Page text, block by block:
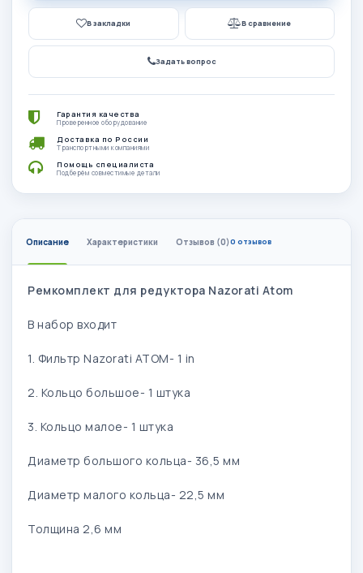
В закладки В сравнение
Задать вопрос
Гарантия качества
Проверенное оборудование
Доставка по России
Транспортными компаниями
Помощь специалиста
Подберём совместимые детали
Описание Характеристики Отзывов (0)0 отзывов
Ремкомплект для редуктора Nazorati Atom
В набор входит
1. Фильтр Nazorati ATOM- 1 in
2. Кольцо большое- 1 штука
3. Кольцо малое- 1 штука
Диаметр большого кольца- 36,5 мм
Диаметр малого кольца- 22,5 мм
Толщина 2,6 мм